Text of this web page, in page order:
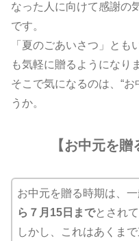
なった人に向けて感謝の
です。
「夏のごあいさつ」とも
も気軽に贈るようになり
そこで気になるのは、“お
うか。
【お中元を贈
お中元を贈る時期は、
ら７月15日までとされて
しかし、これはあくま